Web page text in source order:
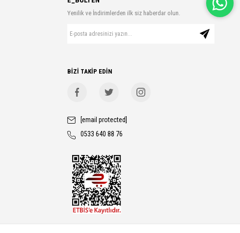
Yenilik ve İndirimlerden ilk siz haberdar olun.
BİZİ TAKİP EDİN
[email protected]
0533 640 88 76